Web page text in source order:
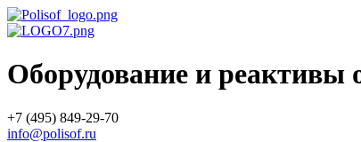
Оборудование и реактивы
+7 (495) 849-29-70
info@polisof.ru